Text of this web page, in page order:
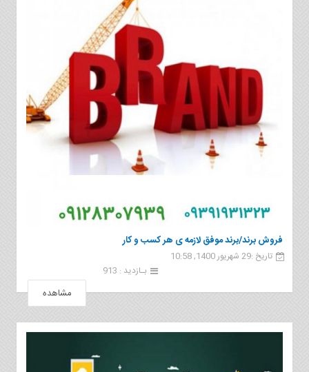
فروش برند/برند موفق لازمه ی هر کسب و کار
تاریخ :29 شهریور 1400, 10:58
بـازدید : 913
مشاهده